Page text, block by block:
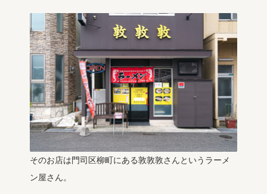
そのお店は門司区柳町にある敦敦敦さんというラーメ
ン屋さん。